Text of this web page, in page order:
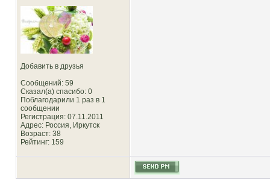
Добавить в друзья
Сообщений: 59
Сказал(а) спасибо: 0
Поблагодарили 1 раз в 1
сообщении
Регистрация: 07.11.2011
Адрес: Россия, Иркутск
Возраст: 38
Рейтинг: 159